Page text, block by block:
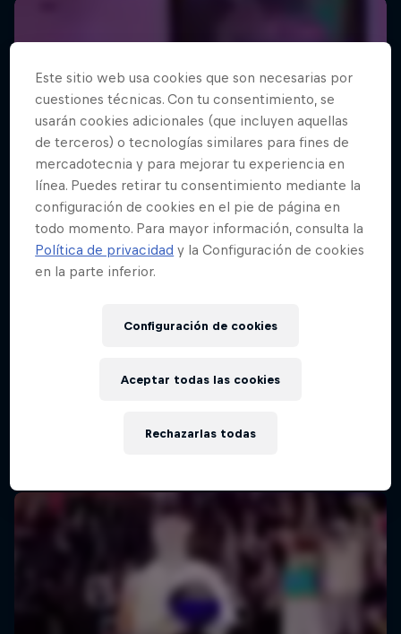
Este sitio web usa cookies que son necesarias por
cuestiones técnicas. Con tu consentimiento, se
usarán cookies adicionales (que incluyen aquellas
de terceros) o tecnologías similares para fines de
mercadotecnia y para mejorar tu experiencia en
línea. Puedes retirar tu consentimiento mediante la
configuración de cookies en el pie de página en
todo momento. Para mayor información, consulta la
Política de privacidad y la Configuración de cookies
en la parte inferior.
Configuración de cookies
Rechazarlas todas
Aceptar todas las cookies